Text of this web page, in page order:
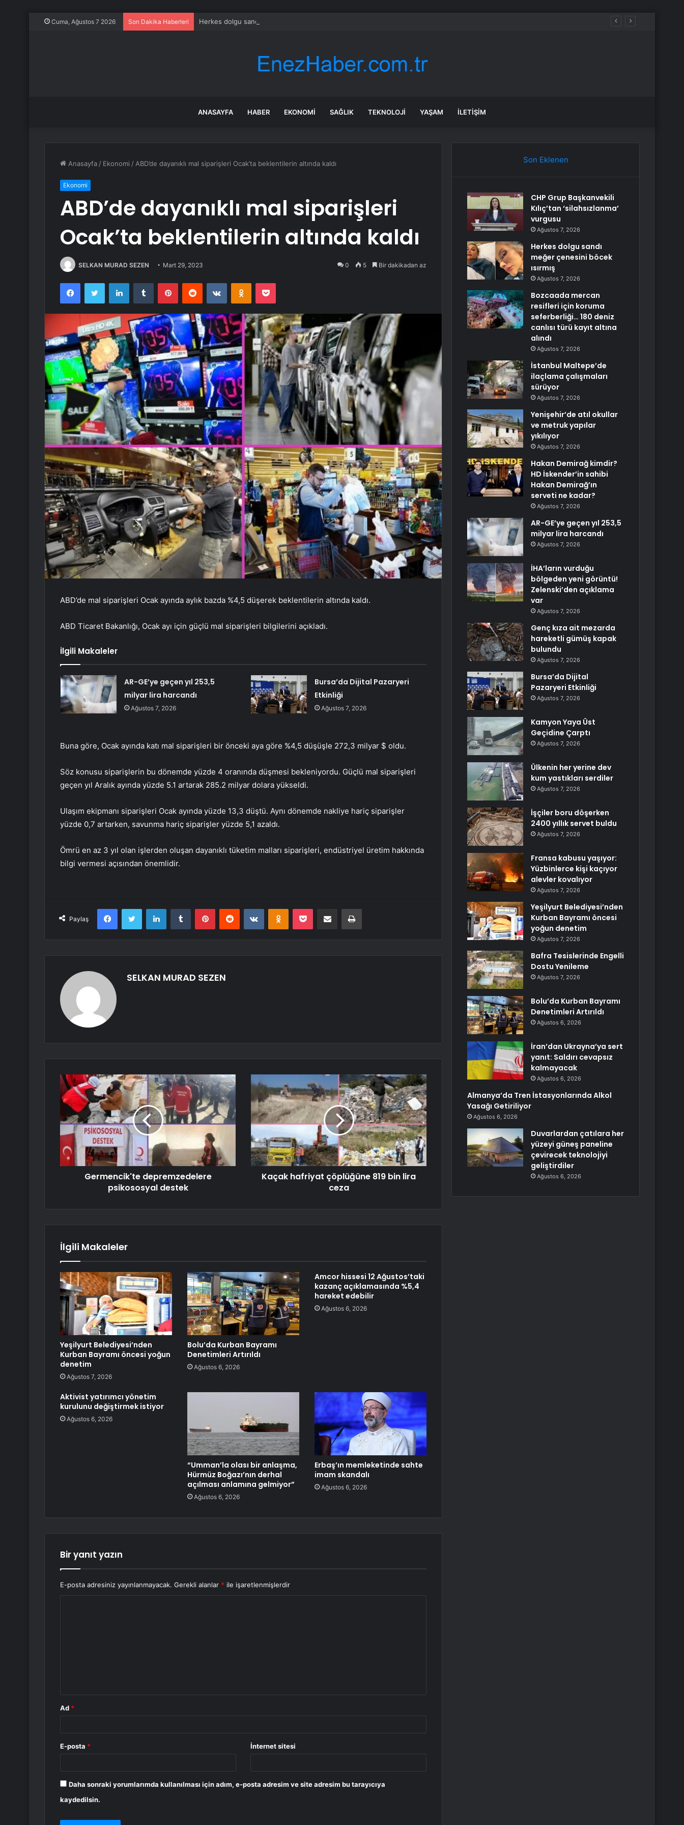
Cuma, Ağustos 7 2026 Son Dakika Haberleri Herkes dolgu sandı meğer çenesini böcek ısırmış
ANASAYFA HABER EKONOMI SAĞLIK TEKNOLOJI YAŞAM İLETIŞIM
Anasayfa / Ekonomi / ABD’de dayanıklı mal siparişleri Ocak’ta beklentilerin altında kaldı
Ekonomi
ABD’de dayanıklı mal siparişleri
Ocak’ta beklentilerin altında kaldı
SELKAN MURAD SEZEN Mart 29, 2023 0 5 Bir dakikadan az
FacebookTwitter LinkedInTumblr PinterestReddit VKontakteOdnoklassniki
Pocket
ABD’de mal siparişleri Ocak ayında aylık bazda %4,5 düşerek beklentilerin altında kaldı.
ABD Ticaret Bakanlığı, Ocak ayı için güçlü mal siparişleri bilgilerini açıkladı.
İlgili Makaleler
AR-GE’ye geçen yıl 253,5
milyar lira harcandı
Ağustos 7, 2026
Bursa’da Dijital Pazaryeri
Etkinliği
Ağustos 7, 2026
Buna göre, Ocak ayında katı mal siparişleri bir önceki aya göre %4,5 düşüşle 272,3 milyar $ oldu.
Söz konusu siparişlerin bu dönemde yüzde 4 oranında düşmesi bekleniyordu. Güçlü mal siparişleri
geçen yıl Aralık ayında yüzde 5.1 artarak 285.2 milyar dolara yükseldi.
Ulaşım ekipmanı siparişleri Ocak ayında yüzde 13,3 düştü. Aynı dönemde nakliye hariç siparişler
yüzde 0,7 artarken, savunma hariç siparişler yüzde 5,1 azaldı.
Ömrü en az 3 yıl olan işlerden oluşan dayanıklı tüketim malları siparişleri, endüstriyel üretim hakkında
bilgi vermesi açısından önemlidir.
Paylaş
FacebookTwitter LinkedInTumblr PinterestReddit VKontakteOdnoklassniki
Pocket E-Posta ile paylaş Yazdır
SELKAN MURAD SEZEN
Germencik'te depremzedelere
psikososyal destek
Kaçak hafriyat çöplüğüne 819 bin lira
ceza
İlgili Makaleler
Yeşilyurt Belediyesi’nden
Kurban Bayramı öncesi yoğun
denetim
Ağustos 7, 2026
Bolu’da Kurban Bayramı
Denetimleri Artırıldı
Ağustos 6, 2026
Amcor hissesi 12 Ağustos’taki
kazanç açıklamasında %5,4
hareket edebilir
Ağustos 6, 2026
Aktivist yatırımcı yönetim
kurulunu değiştirmek istiyor
Ağustos 6, 2026
“Umman’la olası bir anlaşma,
Hürmüz Boğazı’nın derhal
açılması anlamına gelmiyor”
Ağustos 6, 2026
Erbaş’ın memleketinde sahte
imam skandalı
Ağustos 6, 2026
Bir yanıt yazın
E-posta adresiniz yayınlanmayacak. Gerekli alanlar * ile işaretlenmişlerdir
Ad *
E-posta * İnternet sitesi
Daha sonraki yorumlarımda kullanılması için adım, e-posta adresim ve site adresim bu tarayıcıya
kaydedilsin.
Son Eklenen
CHP Grup Başkanvekili
Kılıç’tan ‘silahsızlanma’
vurgusu
Ağustos 7, 2026
Herkes dolgu sandı
meğer çenesini böcek
ısırmış
Ağustos 7, 2026
Bozcaada mercan
resifleri için koruma
seferberliği… 180 deniz
canlısı türü kayıt altına
alındı
Ağustos 7, 2026
İstanbul Maltepe’de
ilaçlama çalışmaları
sürüyor
Ağustos 7, 2026
Yenişehir’de atıl okullar
ve metruk yapılar
yıkılıyor
Ağustos 7, 2026
Hakan Demirağ kimdir?
HD İskender’in sahibi
Hakan Demirağ’ın
serveti ne kadar?
Ağustos 7, 2026
AR-GE’ye geçen yıl 253,5
milyar lira harcandı
Ağustos 7, 2026
İHA’ların vurduğu
bölgeden yeni görüntü!
Zelenski’den açıklama
var
Ağustos 7, 2026
Genç kıza ait mezarda
hareketli gümüş kapak
bulundu
Ağustos 7, 2026
Bursa’da Dijital
Pazaryeri Etkinliği
Ağustos 7, 2026
Kamyon Yaya Üst
Geçidine Çarptı
Ağustos 7, 2026
Ülkenin her yerine dev
kum yastıkları serdiler
Ağustos 7, 2026
İşçiler boru döşerken
2400 yıllık servet buldu
Ağustos 7, 2026
Fransa kabusu yaşıyor:
Yüzbinlerce kişi kaçıyor
alevler kovalıyor
Ağustos 7, 2026
Yeşilyurt Belediyesi’nden
Kurban Bayramı öncesi
yoğun denetim
Ağustos 7, 2026
Bafra Tesislerinde Engelli
Dostu Yenileme
Ağustos 7, 2026
Bolu’da Kurban Bayramı
Denetimleri Artırıldı
Ağustos 6, 2026
İran’dan Ukrayna’ya sert
yanıt: Saldırı cevapsız
kalmayacak
Ağustos 6, 2026
Almanya’da Tren İstasyonlarında Alkol
Yasağı Getiriliyor
Ağustos 6, 2026
Duvarlardan çatılara her
yüzeyi güneş paneline
çevirecek teknolojiyi
geliştirdiler
Ağustos 6, 2026